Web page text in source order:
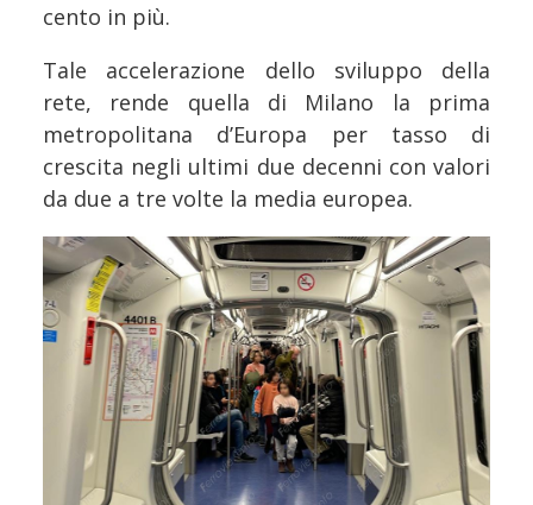
cento in più.
Tale accelerazione dello sviluppo della
rete, rende quella di Milano la prima
metropolitana d’Europa per tasso di
crescita negli ultimi due decenni con valori
da due a tre volte la media europea.